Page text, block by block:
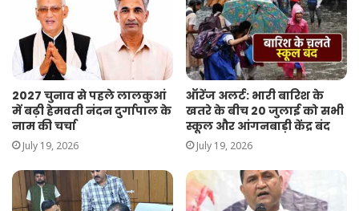
2027 चुनाव से पहले लालकुआं
में बढ़ी हेमवती नंदन दुर्गापाल के
नाम की चर्चा
July 19, 2026
ऑरेंज अलर्ट: भारी बारिश के
खतरे के बीच 20 जुलाई को सभी
स्कूल और आंगनबाड़ी केंद्र बंद
July 19, 2026